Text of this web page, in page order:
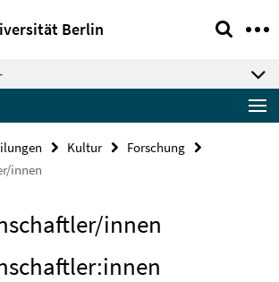
Berlin
Kultur
Forschung
innen
innen